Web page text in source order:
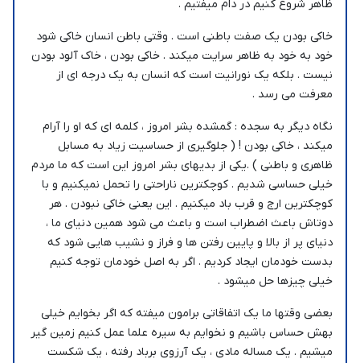
ظاهر شروع کنیم در دام میفتیم .
خاکی بودن یک صفت باطنی است . وقتی باطن انسان خاکی شود
خود به خود به ظاهر سرایت میکند . خاکی بودن ، خاک آلود بودن
نیست . بلکه یک نورانیت است که انسان به یک درجه ای از
معرفت می رسد .
نگاه دیگر به سجده : گمشده بشر امروز ، کلمه ای که او را آرام
میکند ، خاکی بودن ! ( جلوگیری از حساسیت زیاد به مسابل
ظاهری و باطنی ) .یکی از بدیهای بشر امروز این است که ما مردم
خیلی حساسی شدیم . کوچکترین ناراحتی را تحمل نمیکنیم و با
کوچکترین ارج و قرب باد میکنیم . این یعنی خاکی نبودن . هر
دوتاش باعث اضطراب است و باعث می شود همین دنیای ما ،
دنیای پر از بالا و پایین رفتن ها و فراز و نشیب هایی شود که
بدست خودمان ایجاد کردیم . اگر به اصل خودمان توجه کنیم
خیلی چیزها حل میشود .
بعضی وقتها ما یک اتفاقاتی برامون میفته که اگر بخوایم خیلی
بهش حساس باشیم و نخوایم به سیره علما عمل کنیم زمین گیر
میشیم . یک مساله مادی ، یک آرزوی برباد رفته ، یک شکست